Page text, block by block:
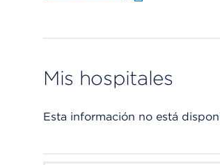
Mis hospitales
Esta información no está